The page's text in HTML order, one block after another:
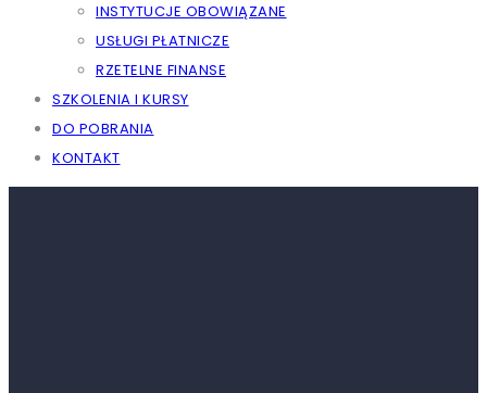
INSTYTUCJE OBOWIĄZANE
USŁUGI PŁATNICZE
RZETELNE FINANSE
SZKOLENIA I KURSY
DO POBRANIA
KONTAKT